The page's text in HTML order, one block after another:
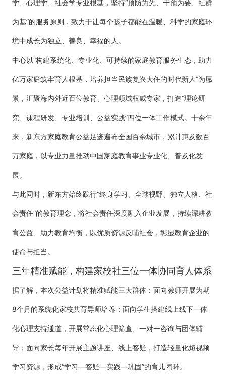
学、心理学、社会学专业根基，坚持“预防为先、干预为要、社群
为基”的服务原则，致力于让每个孩子都能在温暖、科学的家庭环
境中成长为独立、善良、幸福的人。
中心以“构建系统化、专业化、可持续的家庭教育服务生态，助力
亿万家庭筑牢育人根基，培养担当民族复兴大任的时代新人”为愿
景，汇聚海内外近百位教育、心理领域权威专家，打造“理论研
究、课程研发、专业培训、公益实践”四位一体工作模式。十余年
来，新东方家庭教育公益足迹遍布全国百余城市，累计惠及数百
万家庭，以专业力量推动中国家庭教育事业专业化、普及化发
展。
与此同时，新东方始终践行“终身学习、全球视野、独立人格、社
会责任”的教育理念，将社会责任深度融入企业发展，持续深耕教
育公益、助力教育均衡，以优质资源反哺社会，彰显教育企业的
使命与担当。
三年精准赋能，构建家校社三位一体协同育人体系
据了解，本次公益计划将精准赋能三大群体：面向教师开展为期
8个月的系统化家校共育导师培养；面向学生搭建线上线下一体
化心理支持通道，开展常态化心理筛查、一对一咨询与团体辅
导；面向家长每年开展主题讲座、线上答疑，打造轻量化短视频
学习资源，形成“学习—答疑—实践—巩固”的育儿闭环。